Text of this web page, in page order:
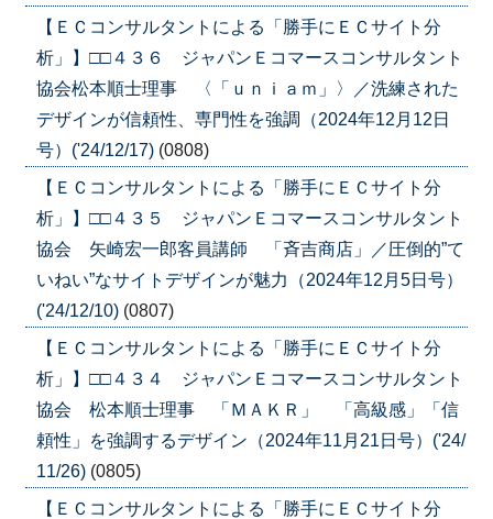
【ＥＣコンサルタントによる「勝手にＥＣサイト分
析」】□□４３６ ジャパンＥコマースコンサルタント
協会松本順士理事 〈「ｕｎｉａｍ」〉／洗練された
デザインが信頼性、専門性を強調（2024年12月12日
号）('24/12/17) (0808)
【ＥＣコンサルタントによる「勝手にＥＣサイト分
析」】□□４３５ ジャパンＥコマースコンサルタント
協会 矢崎宏一郎客員講師 「斉吉商店」／圧倒的”て
いねい”なサイトデザインが魅力（2024年12月5日号）
('24/12/10) (0807)
【ＥＣコンサルタントによる「勝手にＥＣサイト分
析」】□□４３４ ジャパンＥコマースコンサルタント
協会 松本順士理事 「ＭＡＫＲ」 「高級感」「信
頼性」を強調するデザイン（2024年11月21日号）('24/
11/26) (0805)
【ＥＣコンサルタントによる「勝手にＥＣサイト分